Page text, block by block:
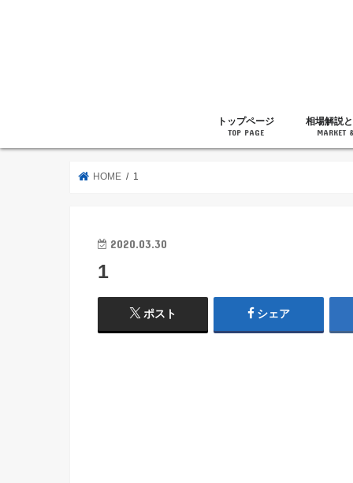
トップページ
TOP PAGE
相場解説
MARKET
HOME 1
2020.03.30
1
ポスト シェア